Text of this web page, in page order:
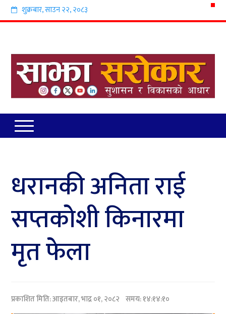
शुक्रबार,साउन२२,२०८३
धरानकी अनिता राई
सप्तकोशी किनारमा
मृत फेला
प्रकाशित मिति:आइतबार, भाद्र ०१, २०८२ समय: १४:१४:१०